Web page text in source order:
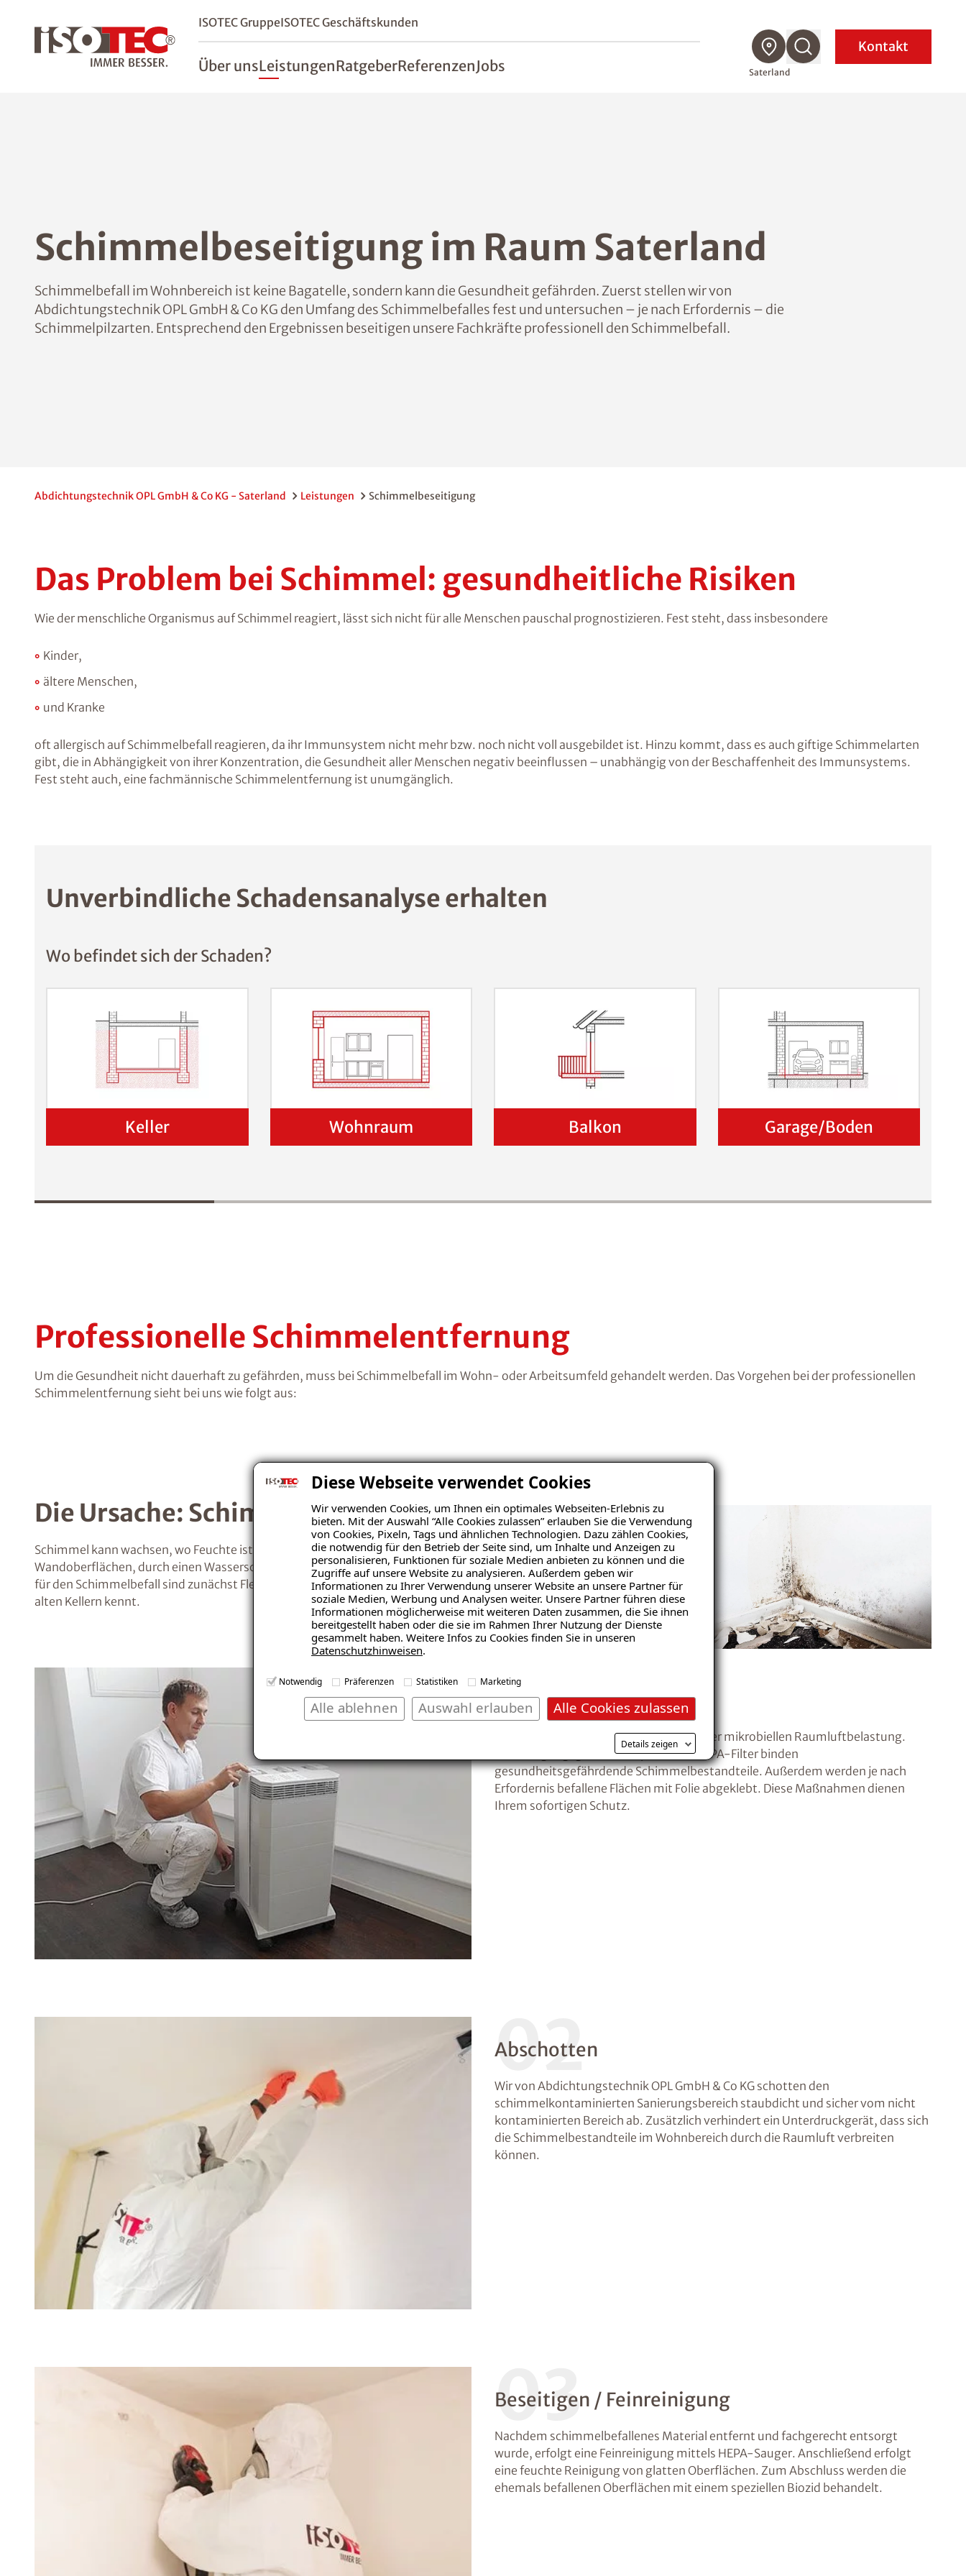
Diese Webseite verwendet Cookies
Wir verwenden Cookies, um Ihnen ein optimales Webseiten-Erlebnis zu
bieten. Mit der Auswahl “Alle Cookies zulassen” erlauben Sie die Verwendung
von Cookies, Pixeln, Tags und ähnlichen Technologien. Dazu zählen Cookies,
die notwendig für den Betrieb der Seite sind, um Inhalte und Anzeigen zu
personalisieren, Funktionen für soziale Medien anbieten zu können und die
Zugriffe auf unsere Website zu analysieren. Außerdem geben wir
Informationen zu Ihrer Verwendung unserer Website an unsere Partner für
soziale Medien, Werbung und Analysen weiter. Unsere Partner führen diese
Informationen möglicherweise mit weiteren Daten zusammen, die Sie ihnen
bereitgestellt haben oder die sie im Rahmen Ihrer Nutzung der Dienste
gesammelt haben. Weitere Infos zu Cookies finden Sie in unseren
Datenschutzhinweisen.
Notwendig Präferenzen Statistiken Marketing
Alle Cookies zulassen
Auswahl erlauben
Alle ablehnen
Details zeigen
ISOTEC GruppeISOTEC Geschäftskunden
Über unsLeistungenRatgeberReferenzenJobs Saterland
Kontakt
Schimmelbeseitigung im Raum Saterland
Schimmelbefall im Wohnbereich ist keine Bagatelle, sondern kann die Gesundheit gefährden. Zuerst stellen wir von
Abdichtungstechnik OPL GmbH & Co KG den Umfang des Schimmelbefalles fest und untersuchen – je nach Erfordernis – die
Schimmelpilzarten. Entsprechend den Ergebnissen beseitigen unsere Fachkräfte professionell den Schimmelbefall.
Abdichtungstechnik OPL GmbH & Co KG - Saterland Leistungen Schimmelbeseitigung
Das Problem bei Schimmel: gesundheitliche Risiken
Wie der menschliche Organismus auf Schimmel reagiert, lässt sich nicht für alle Menschen pauschal prognostizieren. Fest steht, dass insbesondere
Kinder,
ältere Menschen,
und Kranke
oft allergisch auf Schimmelbefall reagieren, da ihr Immunsystem nicht mehr bzw. noch nicht voll ausgebildet ist. Hinzu kommt, dass es auch giftige Schimmelarten
gibt, die in Abhängigkeit von ihrer Konzentration, die Gesundheit aller Menschen negativ beeinflussen – unabhängig von der Beschaffenheit des Immunsystems.
Fest steht auch, eine fachmännische Schimmelentfernung ist unumgänglich.
Unverbindliche Schadensanalyse erhalten
Wo befindet sich der Schaden?
Keller Wohnraum Balkon Garage/Boden
Professionelle Schimmelentfernung
Um die Gesundheit nicht dauerhaft zu gefährden, muss bei Schimmelbefall im Wohn- oder Arbeitsumfeld gehandelt werden. Das Vorgehen bei der professionellen
Schimmelentfernung sieht bei uns wie folgt aus:
Die Ursache: Schimmelschaden
Schimmel kann wachsen, wo Feuchte ist. Diese kann z.B. durch Kondensation der Luftfeuchte an kalten
Wandoberflächen, durch einen Wasserschaden oder eine defekte Gebäudeabdichtung entstehen. Typisch
für den Schimmelbefall sind zunächst Flecken, verbunden mit einem muffigen Geruch, wie man ihn aus
alten Kellern kennt.
01
Sofortmaßnahmen
Wichtig ist eine sofortige Reduzierung der mikrobiellen Raumluftbelastung.
Luftreinigungsgeräte mit speziellem HEPA-Filter binden
gesundheitsgefährdende Schimmelbestandteile. Außerdem werden je nach
Erfordernis befallene Flächen mit Folie abgeklebt. Diese Maßnahmen dienen
Ihrem sofortigen Schutz.
02
Abschotten
Wir von Abdichtungstechnik OPL GmbH & Co KG schotten den
schimmelkontaminierten Sanierungsbereich staubdicht und sicher vom nicht
kontaminierten Bereich ab. Zusätzlich verhindert ein Unterdruckgerät, dass sich
die Schimmelbestandteile im Wohnbereich durch die Raumluft verbreiten
können.
03
Beseitigen / Feinreinigung
Nachdem schimmelbefallenes Material entfernt und fachgerecht entsorgt
wurde, erfolgt eine Feinreinigung mittels HEPA-Sauger. Anschließend erfolgt
eine feuchte Reinigung von glatten Oberflächen. Zum Abschluss werden die
ehemals befallenen Oberflächen mit einem speziellen Biozid behandelt.